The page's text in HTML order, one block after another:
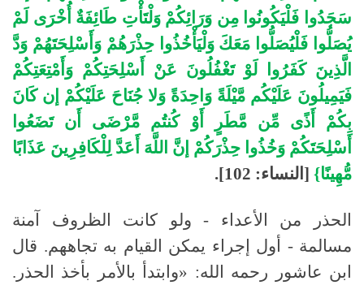
سَجَدُوا فَلْيَكُونُوا مِن وَرَائِكُمْ وَلْتَأْتِ طَائِفَةٌ أُخْرَى لَمْ
يُصَلُّوا فَلْيُصَلُّوا مَعَكَ وَلْيَأْخُذُوا حِذْرَهُمْ وَأَسْلِحَتَهُمْ وَدَّ
الَّذِينَ كَفَرُوا لَوْ تَغْفُلُونَ عَنْ أَسْلِحَتِكُمْ وَأَمْتِعَتِكُمْ
فَيَمِيلُونَ عَلَيْكُم مَّيْلَةً وَاحِدَةً وَلا جُنَاحَ عَلَيْكُمْ إن كَانَ
بِكُمْ أَذًى مِّن مَّطَرٍ أَوْ كُنتُم مَّرْضَى أَن تَضَعُوا
أَسْلِحَتَكُمْ وَخُذُوا حِذْرَكُمْ إنَّ اللَّهَ أَعَدَّ لِلْكَافِرِينَ عَذَابًا
مُّهِينًا} [النساء: 102].
الحذر من الأعداء - ولو كانت الظروف آمنة
مسالمة - أول إجراء يمكن القيام به تجاههم. قال
ابن عاشور رحمه الله: «وابتدأ بالأمر بأخذ الحذر.